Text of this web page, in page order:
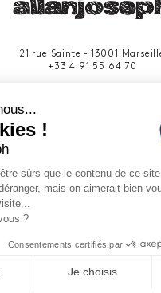
21 rue Sainte - 13001
+33 4 91 55 64 70
Provence-Alpes-Côte
!
sûrs que le contenu de ce
mais on aimerait bien
?
Consentements certifiés par
Je choisis